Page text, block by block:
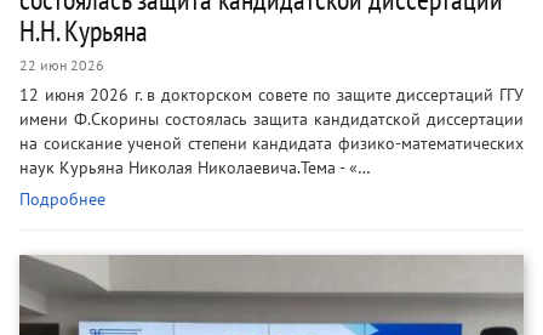
Н.Н. Курьяна
22 июн 2026
12 июня 2026 г. в докторском совете по защите диссертаций ГГУ
имени Ф.Скорины состоялась защита кандидатской диссертации
на соискание ученой степени кандидата физико-математических
наук Курьяна Николая Николаевича.Тема - «…
Подробнее